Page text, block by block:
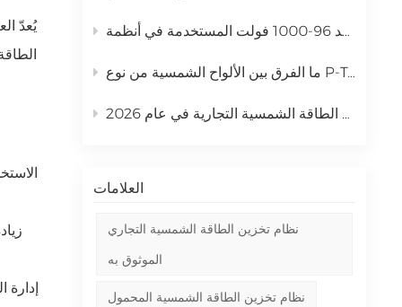
كيف يمكن لشركتك تحقيق أقصى عائد على الاستثمار باستخدام أنظمة الطاقة الشمسية التجارية في عام 2026
العلامات
نظام تخزين الطاقة الشمسية التجاري
الموثوق به
نظام تخزين الطاقة الشمسية المحمول
يُعدّ
إدارة